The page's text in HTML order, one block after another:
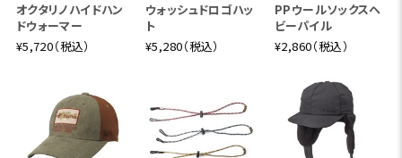
オクタリノハイドハン
ドウォーマー
¥5,720（税込）
ウォッシュドロゴハッ
ト
¥5,280（税込）
PPウールソックスヘ
ビーパイル
¥2,860（税込）